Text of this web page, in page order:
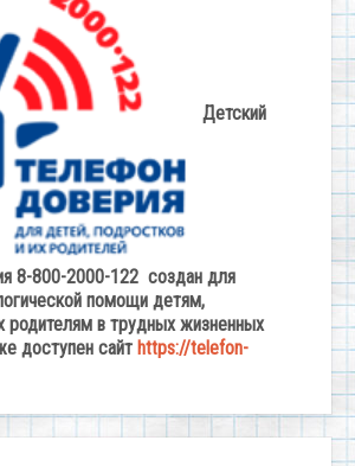
Детский
8-800-2000-122 создан для
помощи детям,
родителям в трудных жизненных
доступен сайт https://telefon-